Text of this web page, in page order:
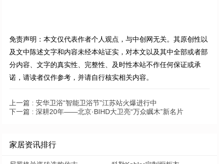
免责声明：本文仅代表作者个人观点，与中创网无关。其原创性以
及文中陈述文字和内容未经本站证实，对本文以及其中全部或者部
分内容、文字的真实性、完整性、及时性本站不作任何保证或承
诺，请读者仅作参考，并请自行核实相关内容。
上一篇 : 安华卫浴“智能卫浴节”江苏站火爆进行中
下一篇 : 深耕20年——北京·BIHD大卫亮“万众瞩木”新名片
家居资讯排行